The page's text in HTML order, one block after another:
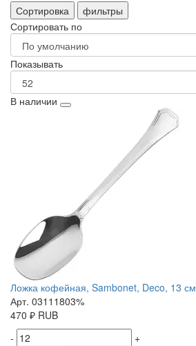
Сортировка
фильтры
Сортировать по
Показывать
В наличии
Ложка кофейная, Sambonet, Deco, 13 см
Арт. 03111803%
470 ₽ RUB
-
+